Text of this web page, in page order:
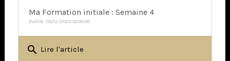
Ma Formation initiale : Semaine 4
Publié : 05/12/2020 00:00:00
search Lire l'article